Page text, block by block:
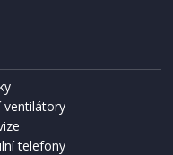
BAG SMS)
ventilátory
telefony